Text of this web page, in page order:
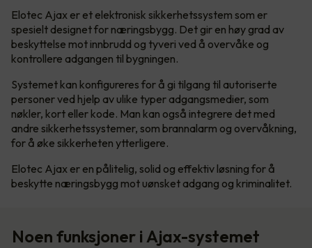
Elotec Ajax er et elektronisk sikkerhetssystem som er
spesielt designet for næringsbygg. Det gir en høy grad av
beskyttelse mot innbrudd og tyveri ved å overvåke og
kontrollere adgangen til bygningen.
Systemet kan konfigureres for å gi tilgang til autoriserte
personer ved hjelp av ulike typer adgangsmedier, som
nøkler, kort eller kode. Man kan også integrere det med
andre sikkerhetssystemer, som brannalarm og overvåkning,
for å øke sikkerheten ytterligere.
Elotec Ajax er en pålitelig, solid og effektiv løsning for å
beskytte næringsbygg mot uønsket adgang og kriminalitet.
Noen funksjoner i Ajax-systemet